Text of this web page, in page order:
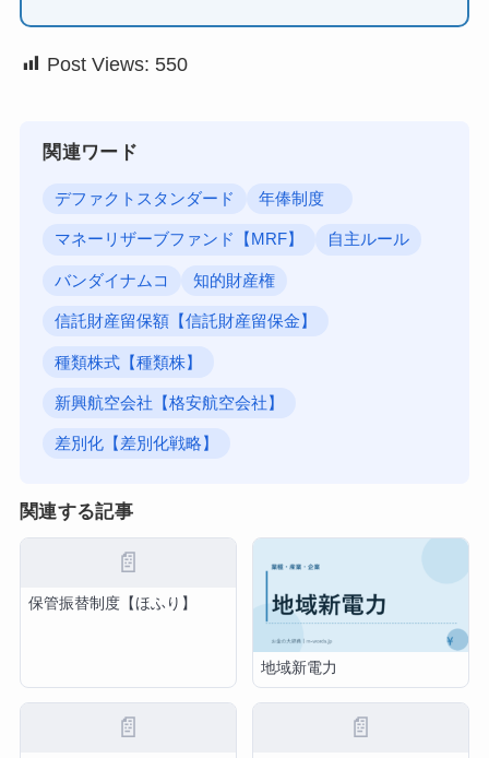
Post Views: 550
関連ワード
デファクトスタンダード 年俸制度
マネーリザーブファンド【MRF】 自主ルール
バンダイナムコ 知的財産権
信託財産留保額【信託財産留保金】
種類株式【種類株】
新興航空会社【格安航空会社】
差別化【差別化戦略】
関連する記事
📄
保管振替制度【ほふり】
地域新電力
📄 📄